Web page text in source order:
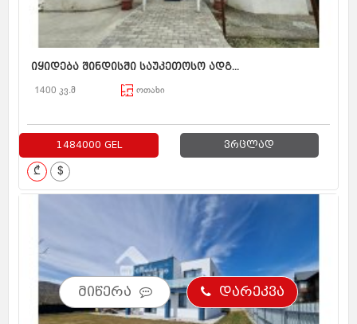
იყიდება შინდისში საუკეთოსო ადგ...
1400 კვ.მ ოთახი
1484000 GEL ვრცლად
₾ $
მიწერა დარეკვა